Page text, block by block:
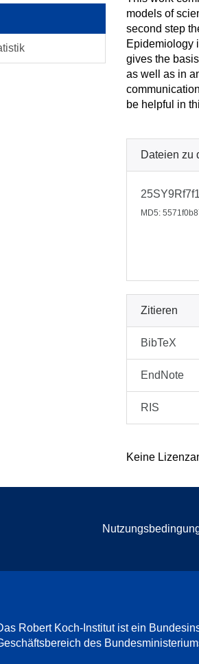
models of
second step
Epidemiology
gives the
as well as in
be helpful in
Dateien zu
MD5:
Zitieren
BibTeX
EndNote
RIS
Keine
Robert Koch-Institut ist ein
des